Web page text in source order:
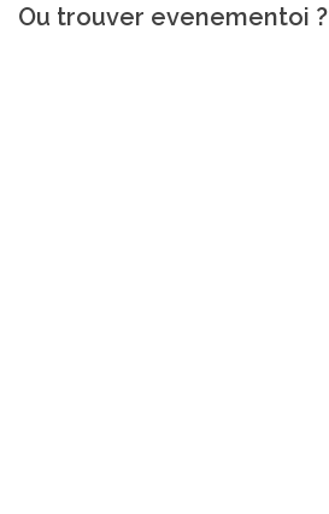
Ou trouver evenementoi ?